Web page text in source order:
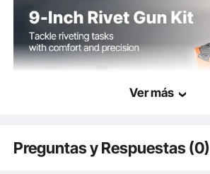
Ver más
Preguntas y Respuestas (0)